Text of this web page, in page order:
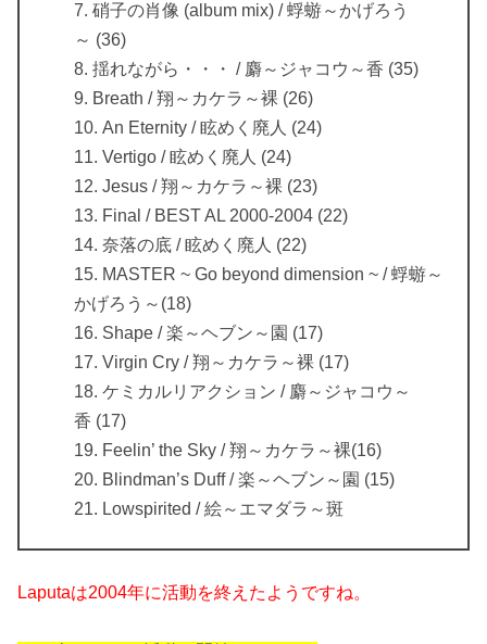
7. 硝子の肖像 (album mix) / 蜉蝣～かげろう
～ (36)
8. 揺れながら・・・ / 麝～ジャコウ～香 (35)
9. Breath / 翔～カケラ～裸 (26)
10. An Eternity / 眩めく廃人 (24)
11. Vertigo / 眩めく廃人 (24)
12. Jesus / 翔～カケラ～裸 (23)
13. Final / BEST AL 2000-2004 (22)
14. 奈落の底 / 眩めく廃人 (22)
15. MASTER ~ Go beyond dimension ~ / 蜉蝣～
かげろう～(18)
16. Shape / 楽～ヘブン～園 (17)
17. Virgin Cry / 翔～カケラ～裸 (17)
18. ケミカルリアクション / 麝～ジャコウ～
香 (17)
19. Feelin’ the Sky / 翔～カケラ～裸(16)
20. Blindman’s Duff / 楽～ヘブン～園 (15)
21. Lowspirited / 絵～エマダラ～斑
Laputaは2004年に活動を終えたようですね。